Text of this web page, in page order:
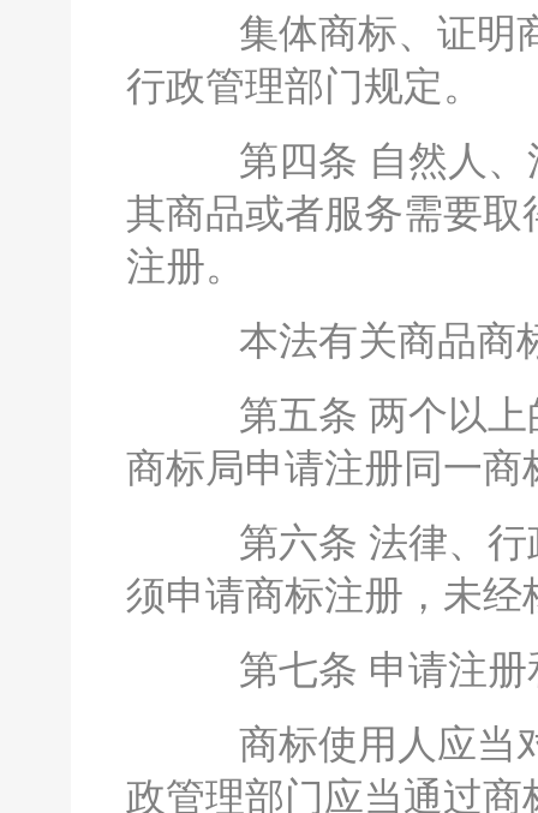
集体商标、证明
行政管理部门规定。
第四条 自然人、
其商品或者服务需要
注册。
本法有关商品商
第五条 两个以上
商标局申请注册同一
第六条 法律、行
须申请商标注册，未
第七条 申请注册
商标使用人应当
政管理部门应当通过